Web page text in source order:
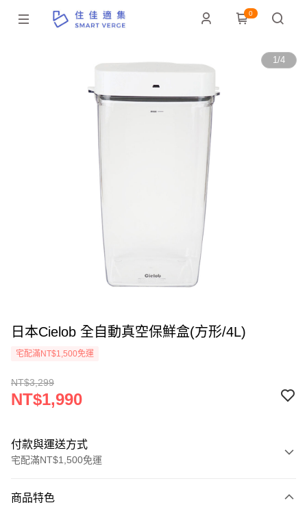
0
1/4
日本Cielob 全自動真空保鮮盒(方形/4L)
宅配滿NT$1,500免運
NT$3,299
NT$1,990
付款與運送方式
宅配滿NT$1,500免運
商品特色